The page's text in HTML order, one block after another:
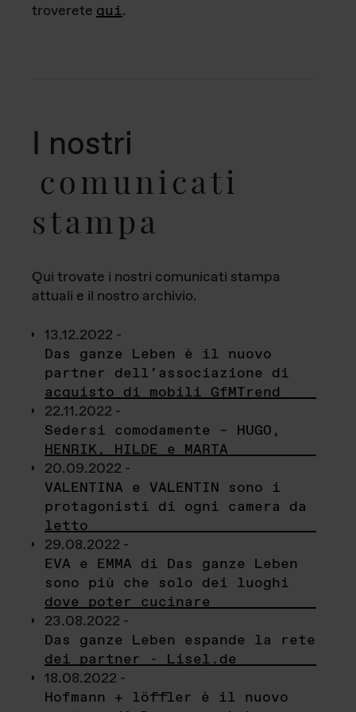
troverete qui.
I nostri
comunicati
stampa
Qui trovate i nostri comunicati stampa
attuali e il nostro archivio.
13.12.2022 -
Das ganze Leben è il nuovo
partner dell’associazione di
acquisto di mobili GfMTrend
22.11.2022 -
Sedersi comodamente – HUGO,
HENRIK, HILDE e MARTA
20.09.2022 -
VALENTINA e VALENTIN sono i
protagonisti di ogni camera da
letto
29.08.2022 -
EVA e EMMA di Das ganze Leben
sono più che solo dei luoghi
dove poter cucinare
23.08.2022 -
Das ganze Leben espande la rete
dei partner - Lisel.de
18.08.2022 -
Hofmann + löffler è il nuovo